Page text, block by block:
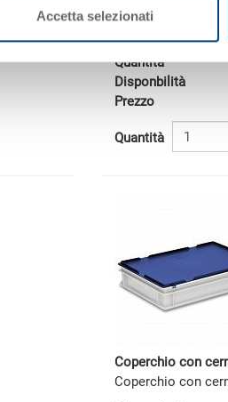
Accetta selezionati
Colore
Codice
Quantità
Disponbilità
Prezzo
Quantità
Coperchio con
Coperchio con